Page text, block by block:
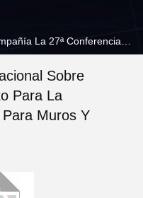
Sobre
Para La
Muros Y